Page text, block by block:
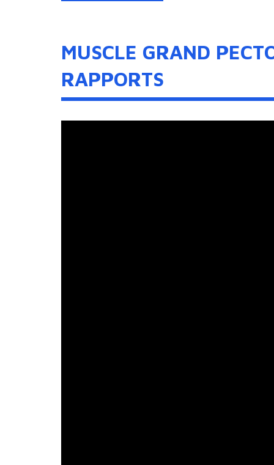
MUSCLE GRAND
RAPPORTS